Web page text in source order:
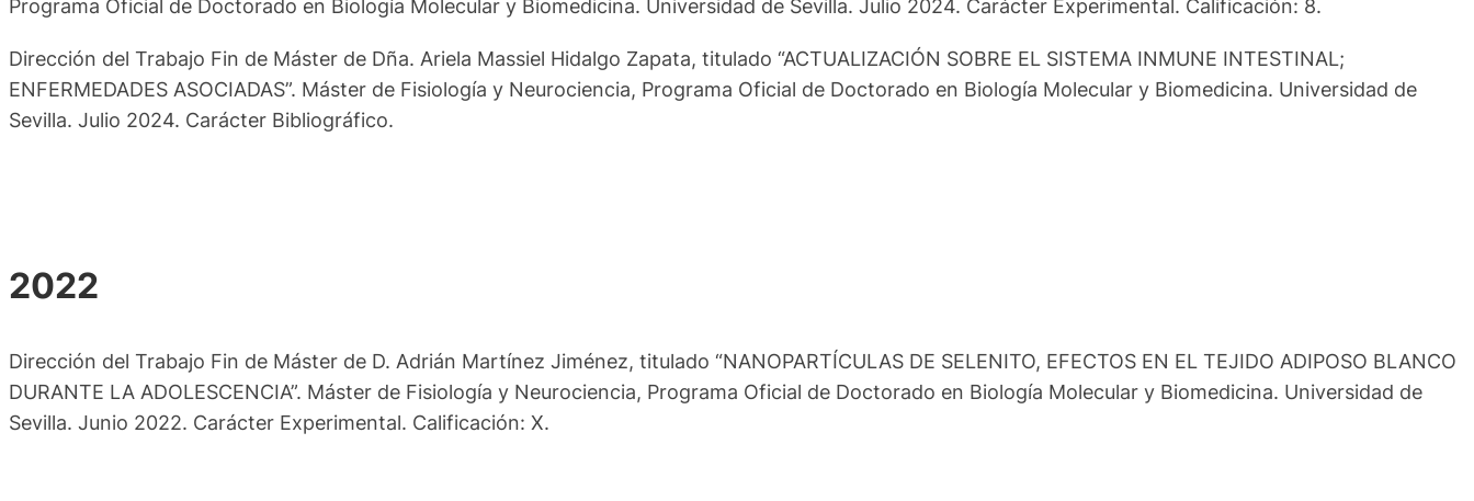
Programa Oficial de Doctorado en Biología Molecular y Biomedicina. Universidad de Sevilla. Julio 2024. Carácter Experimental. Calificación: 8.
Dirección del Trabajo Fin de Máster de Dña. Ariela Massiel Hidalgo Zapata, titulado “ACTUALIZACIÓN SOBRE EL SISTEMA INMUNE INTESTINAL;
ENFERMEDADES ASOCIADAS”. Máster de Fisiología y Neurociencia, Programa Oficial de Doctorado en Biología Molecular y Biomedicina. Universidad de
Sevilla. Julio 2024. Carácter Bibliográfico.
2022
Dirección del Trabajo Fin de Máster de D. Adrián Martínez Jiménez, titulado “NANOPARTÍCULAS DE SELENITO, EFECTOS EN EL TEJIDO ADIPOSO BLANCO
DURANTE LA ADOLESCENCIA”. Máster de Fisiología y Neurociencia, Programa Oficial de Doctorado en Biología Molecular y Biomedicina. Universidad de
Sevilla. Junio 2022. Carácter Experimental. Calificación: X.